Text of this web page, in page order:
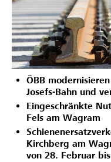
ÖBB
Josefs-Bahn und
Eingeschränkte
Fels am Wagram
Kirchberg am
von 28. Februar